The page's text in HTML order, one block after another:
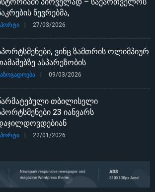
წევრებმა,
27/03/2026
ვინც ზამთრის ოლიმპიურ
ასპარეზობის
09/03/2026
თბილისელი
23 იანვარს
22/01/2026